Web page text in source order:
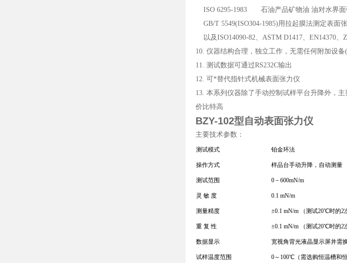
ISO 6295-1983 石油产品矿物油 油对水界面
GB/T 5549(ISO304-1985)用拉起膜法测定表面
以及ISO14090-82、ASTM D1417、EN14370、
10. 仪器结构合理，独立工作，无需任何附加设备
11. 测试数据可通过RS232C输出
12. 可*替代指针式机械表面张力仪
13. 本系列仪器除了手动控制试样平台升降外，
价比特高
BZY-102型自动表面张力仪
主要技术参数：
测试模式 铂金环法
操作方式 样品台手动升降，自动测量
测试范围 0－600mN/m
灵 敏 度 0.1 mN/m
测量精度 ±0.1 mN/m （测试20℃时的2
重 复 性 ±0.1 mN/m （测试20℃时的2
数据显示 宽视角背光液晶显示屏并需
试样温度范围 0～100℃（需选购恒温槽和恒